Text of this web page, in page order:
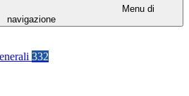
Menu di
navigazione
332